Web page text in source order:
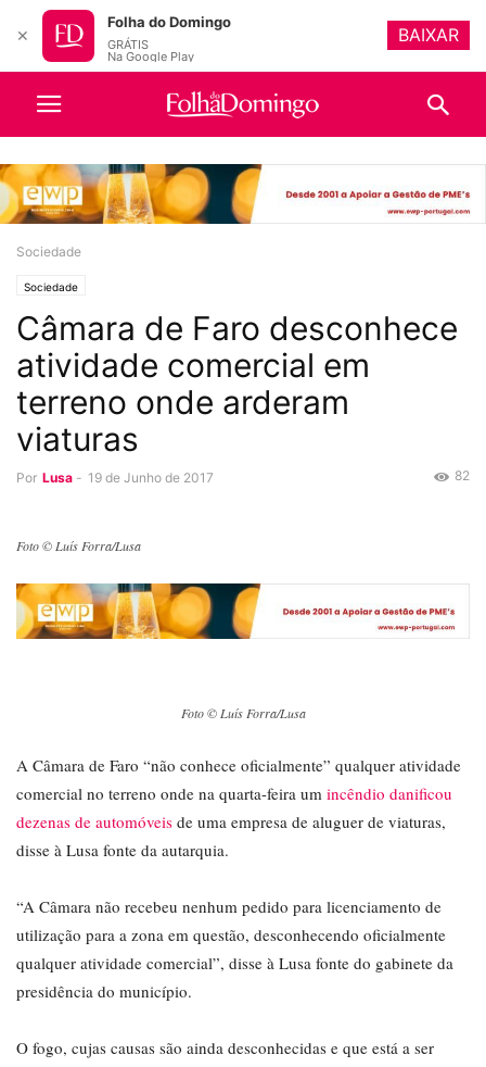
Sociedade
Sociedade
Câmara de Faro desconhece
atividade comercial em
terreno onde arderam
viaturas
Por Lusa - 19 de Junho de 2017 82
Foto © Luís Forra/Lusa
Foto © Luís Forra/Lusa
A Câmara de Faro “não conhece oficialmente” qualquer atividade
comercial no terreno onde na quarta-feira um incêndio danificou
dezenas de automóveis de uma empresa de aluguer de viaturas,
disse à Lusa fonte da autarquia.
“A Câmara não recebeu nenhum pedido para licenciamento de
utilização para a zona em questão, desconhecendo oficialmente
qualquer atividade comercial”, disse à Lusa fonte do gabinete da
presidência do município.
O fogo, cujas causas são ainda desconhecidas e que está a ser
✕
Folha do Domingo
GRÁTIS
Na Google Play
BAIXAR